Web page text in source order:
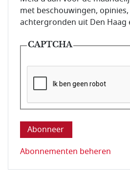
met beschouwingen,
achtergronden uit Den Haag
CAPTCHA
Deze vraag is om te
Abonnementen beheren